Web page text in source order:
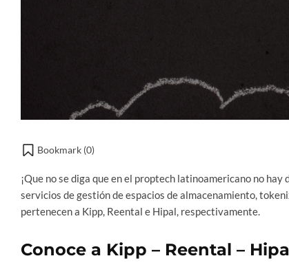
Bookmark (0)
¡Que no se diga que en el proptech latinoamericano no
servicios de gestión de espacios de almacenamiento,
pertenecen a Kipp, Reental e Hipal, respectivamente.
Conoce a Kipp – Reental –